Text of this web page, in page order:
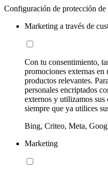
Configuración de protección de
Marketing a través de
Con tu consentimiento,
promociones externas
productos relevantes.
personales encriptados
externos y utilizamos
siempre que ya utilices
Bing, Criteo, Meta,
Marketing